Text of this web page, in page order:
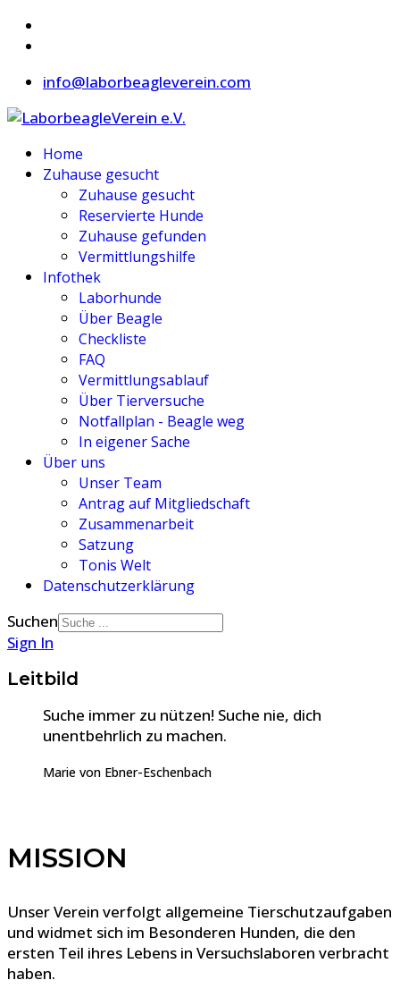
info@laborbeagleverein.com
Home
Zuhause gesucht
Zuhause gesucht
Reservierte Hunde
Zuhause gefunden
Vermittlungshilfe
Infothek
Laborhunde
Über Beagle
Checkliste
FAQ
Vermittlungsablauf
Über Tierversuche
Notfallplan - Beagle weg
In eigener Sache
Über uns
Unser Team
Antrag auf Mitgliedschaft
Zusammenarbeit
Satzung
Tonis Welt
Datenschutzerklärung
Suchen
Sign In
Leitbild
Suche immer zu nützen! Suche nie, dich
unentbehrlich zu machen.
Marie von Ebner-Eschenbach
MISSION
Unser Verein verfolgt allgemeine Tierschutzaufgaben
und widmet sich im Besonderen Hunden, die den
ersten Teil ihres Lebens in Versuchslaboren verbracht
haben.